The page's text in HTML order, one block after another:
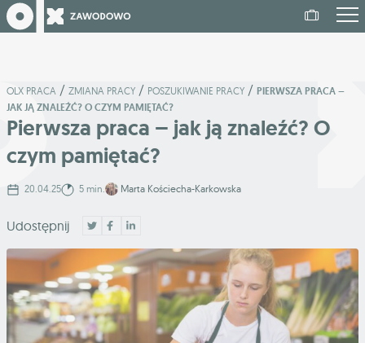
OLX PRACA / ZMIANA PRACY / POSZUKIWANIE PRACY / PIERWSZA PRACA –
JAK JĄ ZNALEŹĆ? O CZYM PAMIĘTAĆ?
Pierwsza praca – jak ją znaleźć? O
czym pamiętać?
20.04.25 5 min. Marta Kościecha-Karkowska
Udostępnij